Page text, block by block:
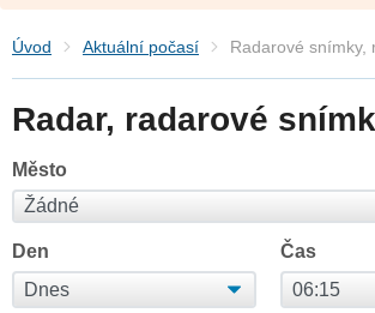
Úvod Aktuální počasí Radarové snímky,
Radar, radarové
Město
Den Čas